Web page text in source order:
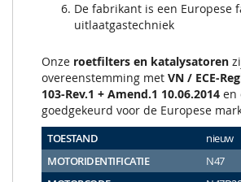
De fabrikant is een Europese
uitlaatgastechniek
Onze roetfilters en katalysatoren
overeenstemming met VN / ECE-
103-Rev.1 + Amend.1 10.06.2014 en
goedgekeurd voor de Europese
TOESTAND
nieuw
MOTORIDENTIFICATIE
N47